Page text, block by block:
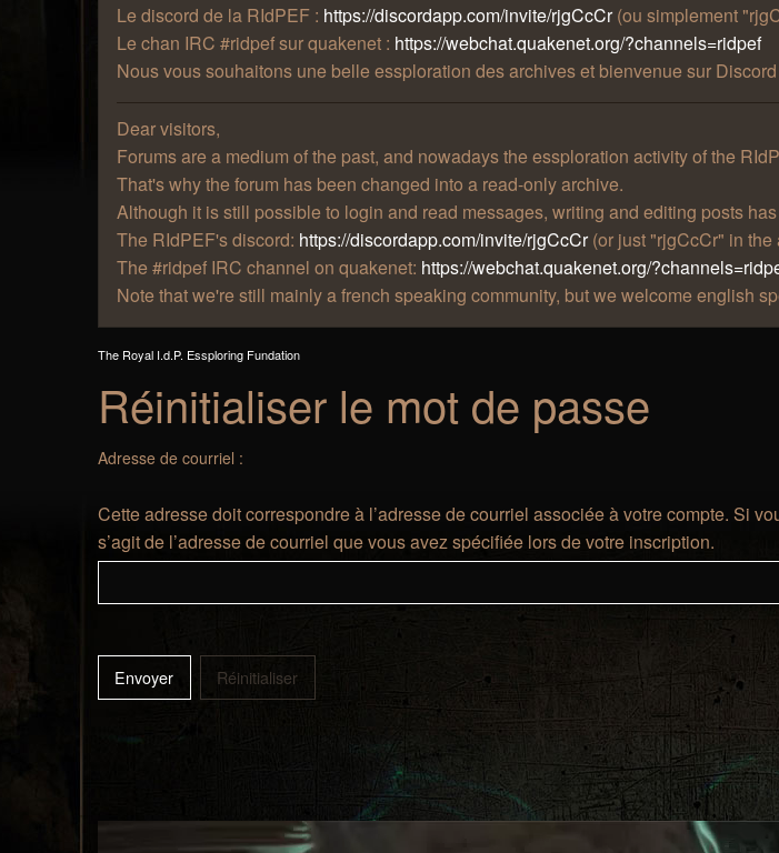
Le discord de la RIdPEF : https://discordapp.com/invite/rjgCcCr(ou simplement
Le chan IRC #ridpef sur quakenet : https://webchat.quakenet.org/?channels=ridpef
Nous vous souhaitons une belle essploration des archives et bienvenue sur
Dear visitors,
Forums are a medium of the past, and nowadays the essploration activity of the
That's why the forum has been changed into a read-only archive.
Although it is still possible to login and read messages, writing and editing posts
The RIdPEF's discord: https://discordapp.com/invite/rjgCcCr(or just "rjgCcCr" in the
The #ridpef IRC channel on quakenet: https://webchat.quakenet.org/
Note that we're still mainly a french speaking community, but we welcome english
The Royal I.d.P. Essploring Fundation
Réinitialiser le mot de passe
Adresse de courriel :
Cette adresse doit correspondre à l’adresse de courriel associée à votre compte. Si
s’agit de l’adresse de courriel que vous avez spécifiée lors de votre inscription.